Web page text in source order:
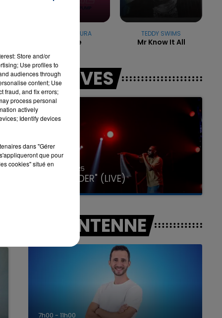
7h00 - 11h00
LA TEAM DE L'ÉTÉ
AYA NAKAMURA
Pookie
TEDDY SWIMS
Mr Know It All
LES LIVES
31 janvier 2025
GIMS "SPIDER" (LIVE)
A L'ANTENNE
7h00 - 11h00
Store and/or
Use profiles to
audiences through
content; Use
fraud, and fix errors;
process personal
actively
Identify devices
dans "Gérer
que pour
cookies" situé en